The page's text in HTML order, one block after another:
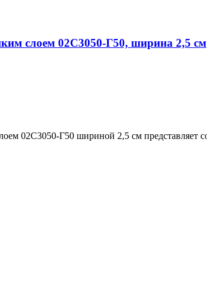
слоем 02С3050-Г50, ширина 2,5 см
02С3050-Г50 шириной 2,5 см представляет